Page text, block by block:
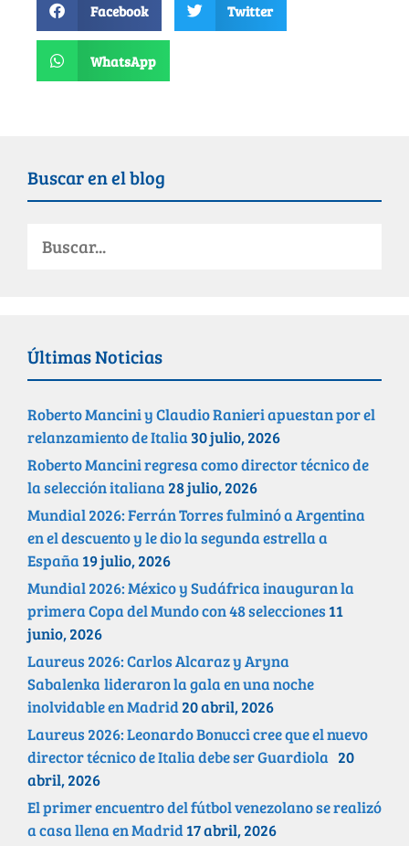
Facebook Twitter
WhatsApp
Buscar en el blog
Últimas Noticias
Roberto Mancini y Claudio Ranieri apuestan por el
relanzamiento de Italia30 julio, 2026
Roberto Mancini regresa como director técnico de
la selección italiana28 julio, 2026
Mundial 2026: Ferrán Torres fulminó a Argentina
en el descuento y le dio la segunda estrella a
España19 julio, 2026
Mundial 2026: México y Sudáfrica inauguran la
primera Copa del Mundo con 48 selecciones 11
junio, 2026
Laureus 2026: Carlos Alcaraz y Aryna
Sabalenka lideraron la gala en una noche
inolvidable en Madrid20 abril, 2026
Laureus 2026: Leonardo Bonucci cree que el nuevo
director técnico de Italia debe ser Guardiola 20
abril, 2026
El primer encuentro del fútbol venezolano se realizó
a casa llena en Madrid17 abril, 2026